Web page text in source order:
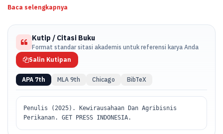
Baca selengkapnya
Kutip / Citasi Buku
Format standar sitasi akademis untuk referensi karya Anda
Salin Kutipan
APA 7th MLA 9th Chicago BibTeX
Penulis (2025). Kewirausahaan Dan Agribisnis
Perikanan. GET PRESS INDONESIA.